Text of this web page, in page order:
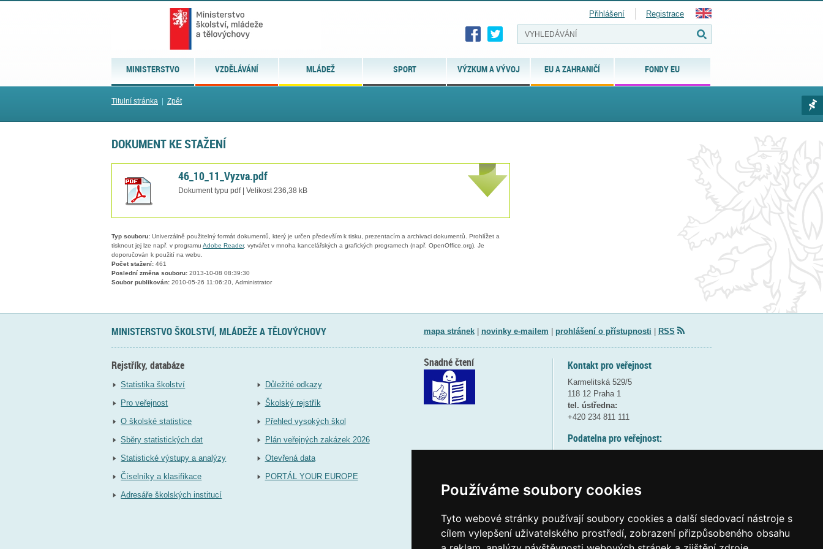
Používáme soubory cookies
Tyto webové stránky používají soubory cookies a další sledovací nástroje s
cílem vylepšení uživatelského prostředí, zobrazení přizpůsobeného obsahu
MINISTERSTVO VZDĚLÁVÁNÍ MLÁDEŽ SPORT VÝZKUM A VÝVOJ EU A ZAHRANIČÍ FONDY EU
Přihlášení Registrace
Titulní stránka Zpět
DOKUMENT KE STAŽENÍ
46_10_11_Vyzva.pdf
Dokument typu pdf | Velikost 236,38 kB
Typ souboru: Univerzálně použitelný formát dokumentů, který je určen především k tisku, prezentacím a archivaci dokumentů. Prohlížet a
tisknout jej lze např. v programu Adobe Reader, vytvářet v mnoha kancelářských a grafických programech (např. OpenOffice.org). Je
doporučován k použití na webu.
Počet stažení: 461
Poslední změna souboru: 2013-10-08 08:39:30
Soubor publikován: 2010-05-26 11:06:20, Administrator
MINISTERSTVO ŠKOLSTVÍ, MLÁDEŽE A TĚLOVÝCHOVY mapa stránek| novinky e-mailem prohlášení o přístupnosti RSS
Rejstříky, databáze
Statistika školství
Pro veřejnost
O školské statistice
Sběry statistických dat
Statistické výstupy a analýzy
Číselníky a klasifikace
Adresáře školských institucí
Důležité odkazy
Školský rejstřík
Přehled vysokých škol
Plán veřejných zakázek 2026
Otevřená data
PORTÁL YOUR EUROPE
Kontakt pro veřejnost
Karmelitská 529/5
118 12 Praha 1
tel. ústředna:
+420 234 811 111
Podatelna pro veřejnost:
(více informací
Elektronická podatelna:
Snadné čtení